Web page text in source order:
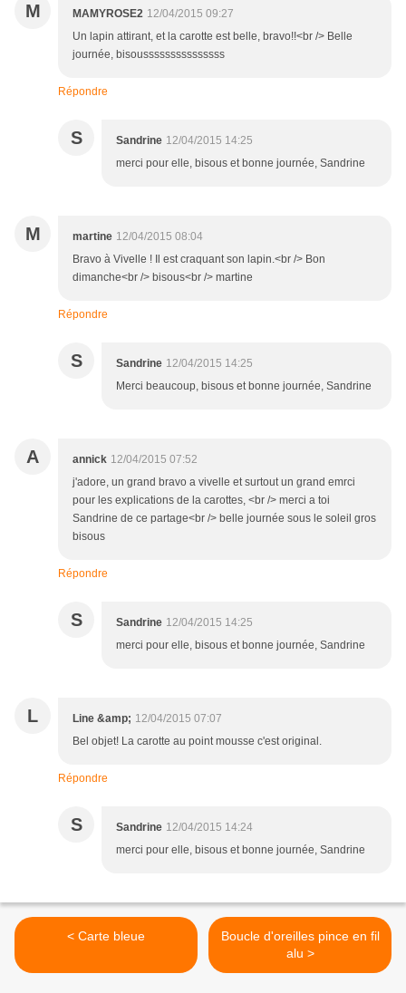
M MAMYROSE2 12/04/2015 09:27
Un lapin attirant, et la carotte est belle, bravo!!<br /> Belle
journée, bisousssssssssssssss
Répondre
S Sandrine 12/04/2015 14:25
merci pour elle, bisous et bonne journée, Sandrine
M martine 12/04/2015 08:04
Bravo à Vivelle ! Il est craquant son lapin.<br /> Bon
dimanche<br /> bisous<br /> martine
Répondre
S Sandrine 12/04/2015 14:25
Merci beaucoup, bisous et bonne journée, Sandrine
A annick 12/04/2015 07:52
j'adore, un grand bravo a vivelle et surtout un grand emrci
pour les explications de la carottes, <br /> merci a toi
Sandrine de ce partage<br /> belle journée sous le soleil gros
bisous
Répondre
S Sandrine 12/04/2015 14:25
merci pour elle, bisous et bonne journée, Sandrine
L Line &amp; 12/04/2015 07:07
Bel objet! La carotte au point mousse c'est original.
Répondre
S Sandrine 12/04/2015 14:24
merci pour elle, bisous et bonne journée, Sandrine
< Carte bleue
Boucle d'oreilles pince en fil
alu >